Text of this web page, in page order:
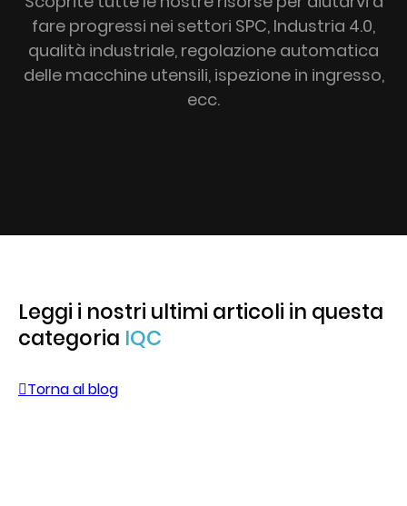
fare progressi nei settori SPC, Industria 4.0,
qualità industriale, regolazione automatica
delle macchine utensili, ispezione in ingresso,
ecc.
Leggi i nostri ultimi articoli in questa
categoria IQC
Torna al blog